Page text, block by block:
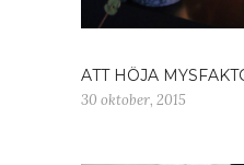
ATT HÖJA
30 oktober, 2015